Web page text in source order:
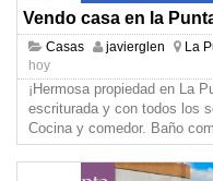
Vendo casa en la
Casas javierglen La
hoy
¡Hermosa propiedad en La
escriturada y con todos los
Cocina y comedor. Baño